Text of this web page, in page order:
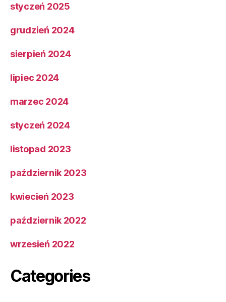
styczeń 2025
grudzień 2024
sierpień 2024
lipiec 2024
marzec 2024
styczeń 2024
listopad 2023
październik 2023
kwiecień 2023
październik 2022
wrzesień 2022
Categories